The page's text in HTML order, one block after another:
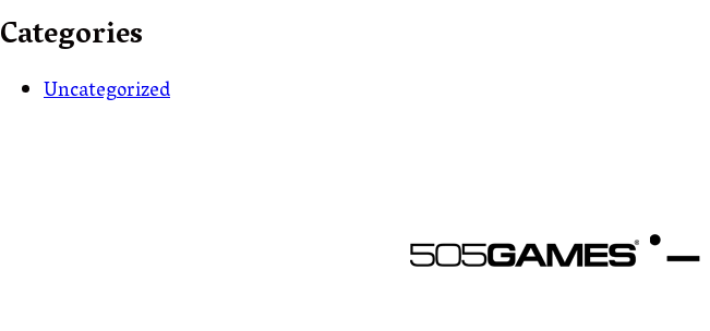
Categories
Uncategorized